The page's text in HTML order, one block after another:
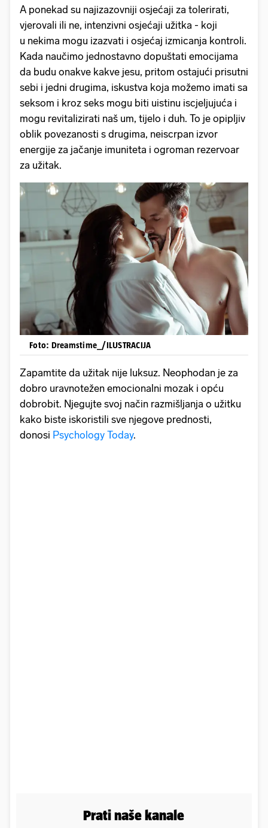
A ponekad su najizazovniji osjećaji za tolerirati,
vjerovali ili ne, intenzivni osjećaji užitka - koji
u nekima mogu izazvati i osjećaj izmicanja kontroli.
Kada naučimo jednostavno dopuštati emocijama
da budu onakve kakve jesu, pritom ostajući prisutni
sebi i jedni drugima, iskustva koja možemo imati sa
seksom i kroz seks mogu biti uistinu iscjeljujuća i
mogu revitalizirati naš um, tijelo i duh. To je opipljiv
oblik povezanosti s drugima, neiscrpan izvor
energije za jačanje imuniteta i ogroman rezervoar
za užitak.
Foto: Dreamstime_/ILUSTRACIJA
Zapamtite da užitak nije luksuz. Neophodan je za
dobro uravnotežen emocionalni mozak i opću
dobrobit. Njegujte svoj način razmišljanja o užitku
kako biste iskoristili sve njegove prednosti,
donosi Psychology Today.
Prati naše kanale